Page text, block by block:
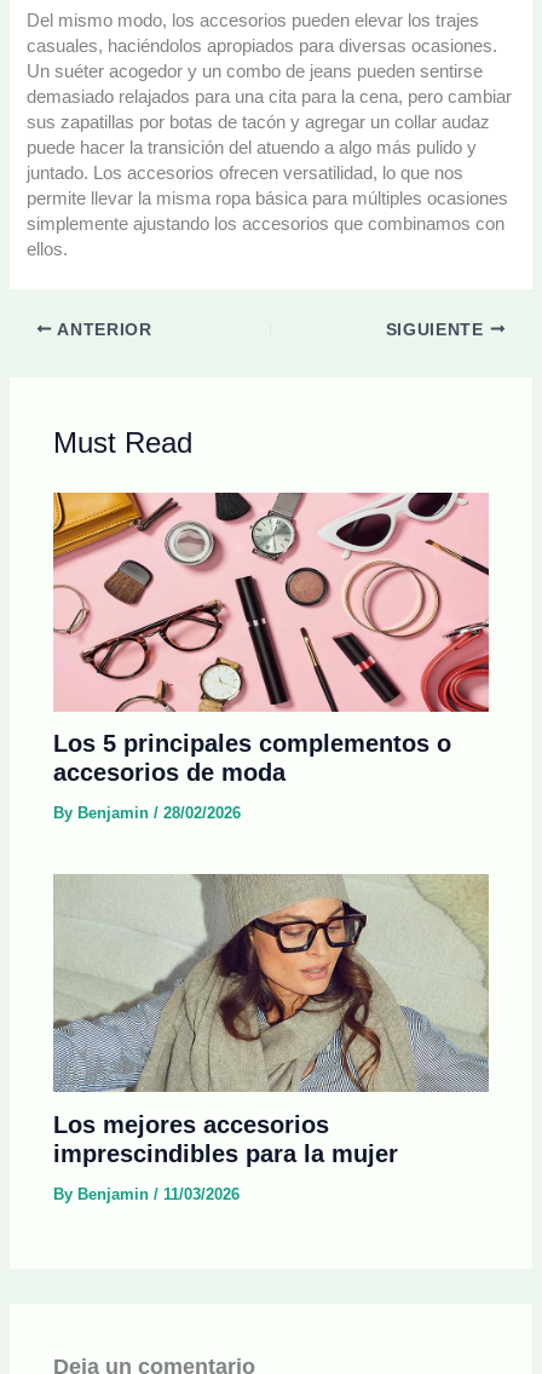
Del mismo modo, los accesorios pueden elevar los trajes
casuales, haciéndolos apropiados para diversas ocasiones.
Un suéter acogedor y un combo de jeans pueden sentirse
demasiado relajados para una cita para la cena, pero cambiar
sus zapatillas por botas de tacón y agregar un collar audaz
puede hacer la transición del atuendo a algo más pulido y
juntado. Los accesorios ofrecen versatilidad, lo que nos
permite llevar la misma ropa básica para múltiples ocasiones
simplemente ajustando los accesorios que combinamos con
ellos.
ANTERIOR SIGUIENTE
Must Read
Los 5 principales complementos o
accesorios de moda
By Benjamin/28/02/2026
Los mejores accesorios
imprescindibles para la mujer
By Benjamin/11/03/2026
Deja un comentario